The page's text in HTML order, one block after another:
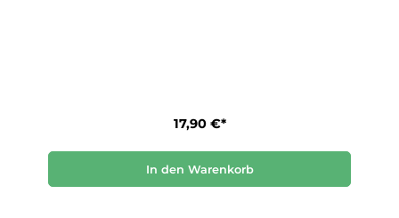
17,90 €*
In den Warenkorb